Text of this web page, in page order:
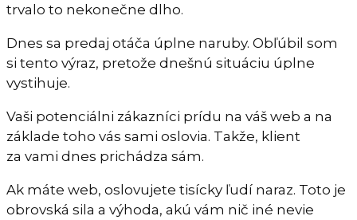
trvalo to nekonečne dlho.
Dnes sa predaj otáča úplne naruby. Obľúbil som
si tento výraz, pretože dnešnú situáciu úplne
vystihuje.
Vaši potenciálni zákazníci prídu na váš web a na
základe toho vás sami oslovia. Takže, klient
za vami dnes prichádza sám.
Ak máte web, oslovujete tisícky ľudí naraz. Toto je
obrovská sila a výhoda, akú vám nič iné nevie